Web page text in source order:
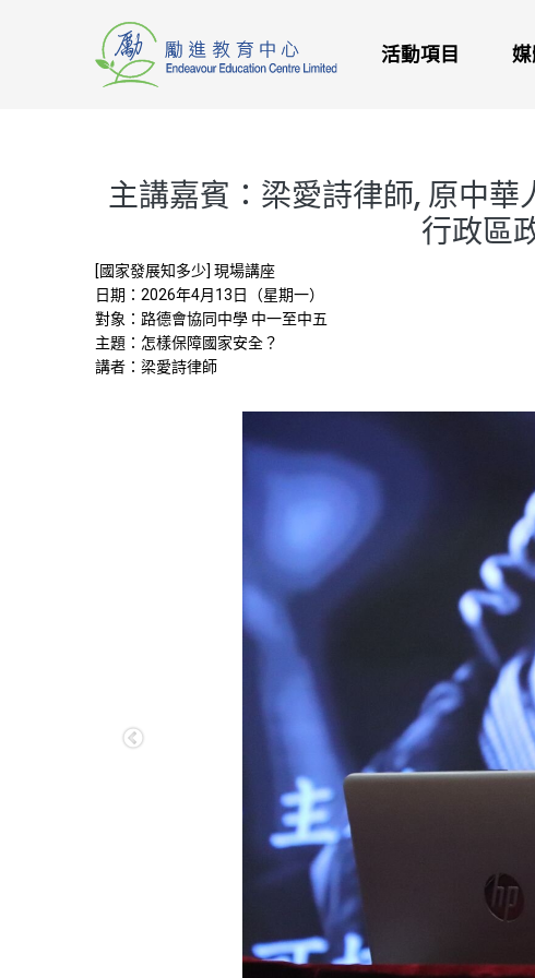
活動項目
主講嘉賓：梁愛詩律師, 原中
行政區
[國家發展知多少] 現場講座
日期：2026年4月13日（星期一）
對象：路德會協同中學 中一至中五
主題：怎樣保障國家安全？
講者：梁愛詩律師